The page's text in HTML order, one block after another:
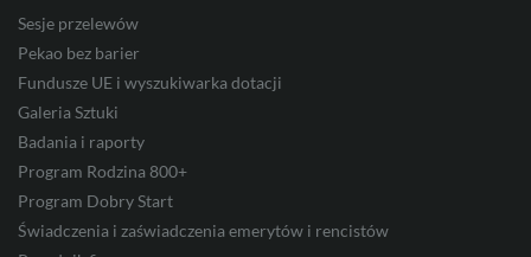
DKK
Sesje przelewów
Pekao bez barier
Fundusze UE i wyszukiwarka dotacji
Galeria Sztuki
Badania i raporty
Program Rodzina 800+
Program Dobry Start
Świadczenia i zaświadczenia emerytów i rencistów